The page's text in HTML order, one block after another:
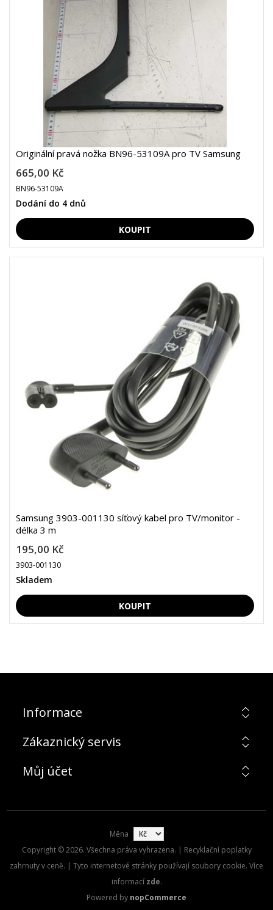
Originální pravá nožka BN96-53109A pro TV Samsung
665,00 Kč
BN96-53109A
Dodání do 4 dnů
Samsung 3903-001130 síťový kabel pro TV/monitor -
délka 3 m
195,00 Kč
3903-001130
Skladem
Informace
Zákaznický servis
Můj účet
Měna
Copyright © 2026. Všechna práva vyhrazena. | Recyklační poplatky
zahrnuty v ceně. | Tyto internetové stránky používají soubory cookie. Více
informací zde.
Powered by nopCommerce